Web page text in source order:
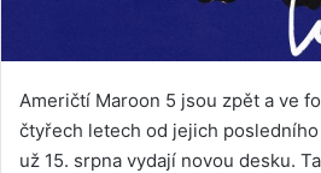
Američtí Maroon 5 jsou zpět a ve
čtyřech letech od jejich
už 15. srpna vydají novou desku.